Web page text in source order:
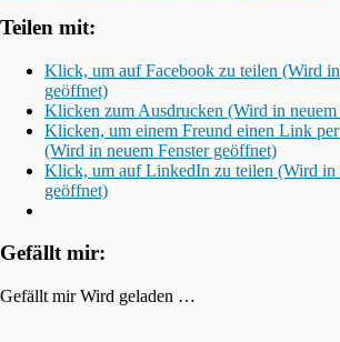
Teilen mit:
Klick, um auf Facebook zu teilen (Wird
geöffnet)
Klicken zum Ausdrucken (Wird in neuem
Klicken, um einem Freund einen Link
(Wird in neuem Fenster geöffnet)
Klick, um auf LinkedIn zu teilen (Wird in
geöffnet)
Gefällt mir:
Gefällt mir Wird geladen …